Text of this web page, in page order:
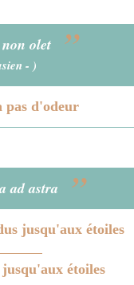
olet ”
- )
d'odeur
ad astra ”
jusqu'aux étoiles
étoiles